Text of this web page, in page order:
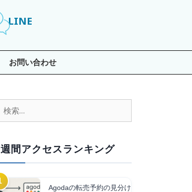
LINE
お問い合わせ
週間アクセスランキング
Agodaの転売予約の見分け